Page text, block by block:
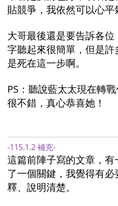
貼競爭，我依然可以心平
大哥最後還是要告訴各
字聽起來很簡單，但是
是死在這一步啊。
PS：聽說藍太太現在轉
很不錯，真心恭喜她！
-115.1.2 補充-
這篇前陣子寫的文章，
了一個關鍵，我覺得有
釋、說明清楚。